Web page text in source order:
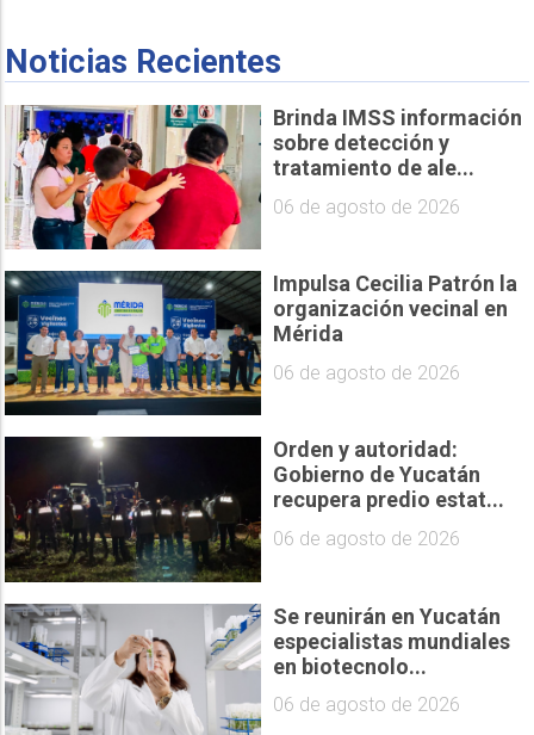
Noticias Recientes
Brinda IMSS información
sobre detección y
tratamiento de ale...
06 de agosto de 2026
Impulsa Cecilia Patrón la
organización vecinal en
Mérida
06 de agosto de 2026
Orden y autoridad:
Gobierno de Yucatán
recupera predio estat...
06 de agosto de 2026
Se reunirán en Yucatán
especialistas mundiales
en biotecnolo...
06 de agosto de 2026